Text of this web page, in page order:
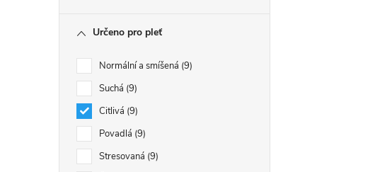
Určeno pro pleť
Normální a smíšená 9
Suchá 9
Citlivá 9
Povadlá 9
Stresovaná 9